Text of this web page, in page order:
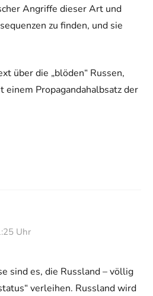
Angriffe dieser Art und
zu finden, und sie
über die „blöden“ Russen,
einem Propagandahalbsatz der
Uhr
sind es, die Russland – völlig
verleihen. Russland wird